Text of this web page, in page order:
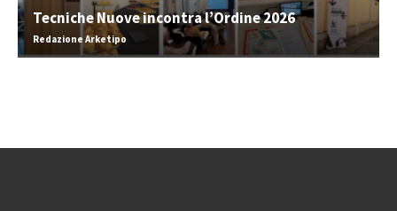
Tecniche Nuove incontra l’Ordine 2026
Redazione Arketipo